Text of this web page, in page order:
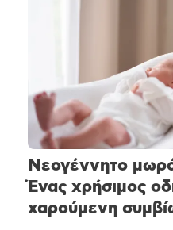
Νεογέννητο
Ένας χρήσιμος
χαρούμενη